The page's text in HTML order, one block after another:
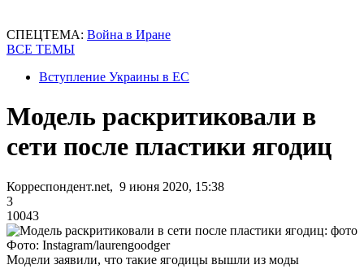
СПЕЦТЕМА: Война в Иране
ВСЕ ТЕМЫ
Вступление Украины в ЕС
Модель раскритиковали в
сети после пластики ягодиц
Корреспондент.net, 9 июня 2020, 15:38
3
10043
Фото: Instagram/laurengoodger
Модели заявили, что такие ягодицы вышли из моды